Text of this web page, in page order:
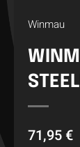
Winmau
71,95 €